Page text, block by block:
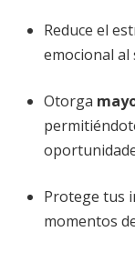
Reduce el
emocional al
Otorga
Protege tus
momentos